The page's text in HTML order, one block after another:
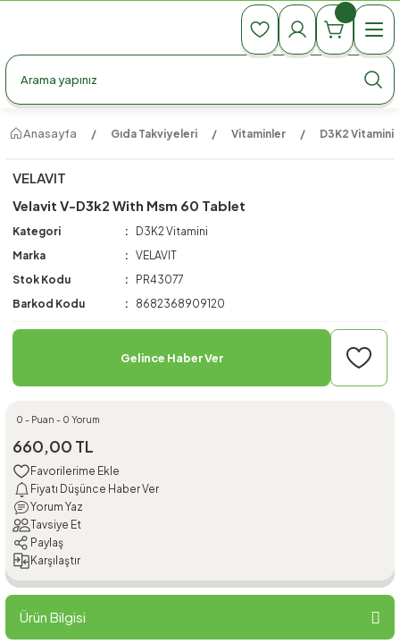
990 TL Üzeri Ücretsiz Kargo
990 TL Üzeri Ücretsiz Kargo
Anasayfa Gıda Takviyeleri Vitaminler D3K2 Vitamini
VELAVIT
Velavit V-D3k2 With Msm 60 Tablet
Kategori
D3K2 Vitamini
Marka
VELAVIT
Stok Kodu
PR43077
Barkod Kodu
8682368909120
Gelince Haber Ver
0 - Puan - 0 Yorum
660,00 TL
Fiyatı Düşünce Haber Ver
Yorum Yaz
Tavsiye Et
Paylaş
Karşılaştır
Ürün Bilgisi